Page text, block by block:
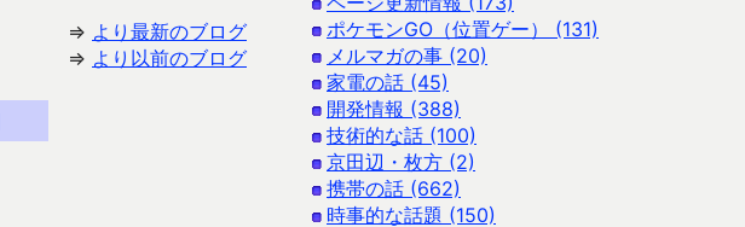
⇒ より最新のブログ
⇒ より以前のブログ
ポケモンGO（位置ゲー） (131)
メルマガの事 (20)
家電の話 (45)
開発情報 (388)
技術的な話 (100)
京田辺・枚方 (2)
携帯の話 (662)
時事的な話題 (150)